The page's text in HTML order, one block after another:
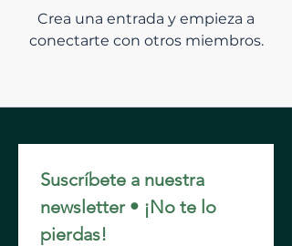
Crea una entrada y empieza a
conectarte con otros miembros.
Suscríbete a nuestra
newsletter • ¡No te lo
pierdas!